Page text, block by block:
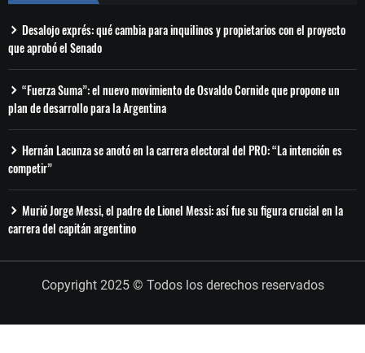
Desalojo exprés: qué cambia para inquilinos y propietarios con el proyecto
que aprobó el Senado
“Fuerza Suma”: el nuevo movimiento de Osvaldo Cornide que propone un
plan de desarrollo para la Argentina
Hernán Lacunza se anotó en la carrera electoral del PRO: “La intención es
competir”
Murió Jorge Messi, el padre de Lionel Messi: así fue su figura crucial en la
carrera del capitán argentino
Copyright 2025 © Todos los derechos reservados